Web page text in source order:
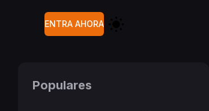
ENTRA AHORA
Populares